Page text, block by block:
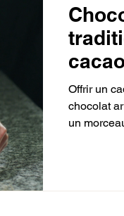
Offrir un
chocolat
un